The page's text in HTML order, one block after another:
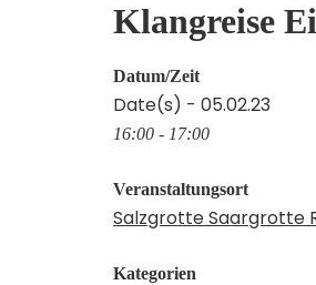
Klangreise
Datum/Zeit
Date(s) - 05.02.23
16:00 - 17:00
Veranstaltungsort
Salzgrotte Saargrotte
Kategorien